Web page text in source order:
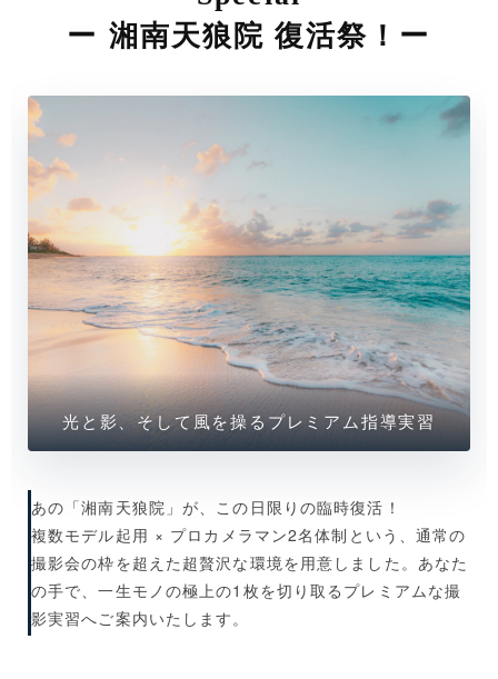
ー 湘南天狼院 復活祭！ー
光と影、そして風を操るプレミアム指導実習
あの「湘南天狼院」が、この日限りの臨時復活！
複数モデル起用 × プロカメラマン2名体制という、通常の
撮影会の枠を超えた超贅沢な環境を用意しました。あなた
の手で、一生モノの極上の1枚を切り取るプレミアムな撮
影実習へご案内いたします。